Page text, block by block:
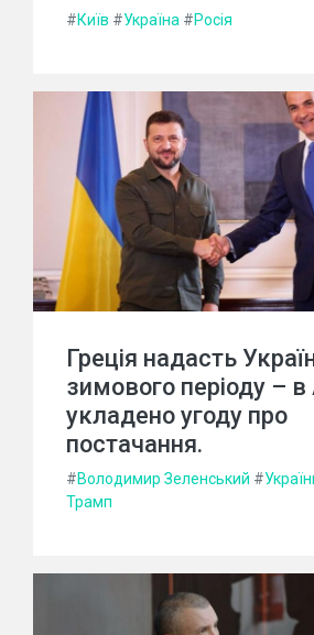
#Київ #Україна #Росія
Греція надасть
зимового періоду – в
укладено угоду про
постачання.
#Володимир Зеленський #
Трамп